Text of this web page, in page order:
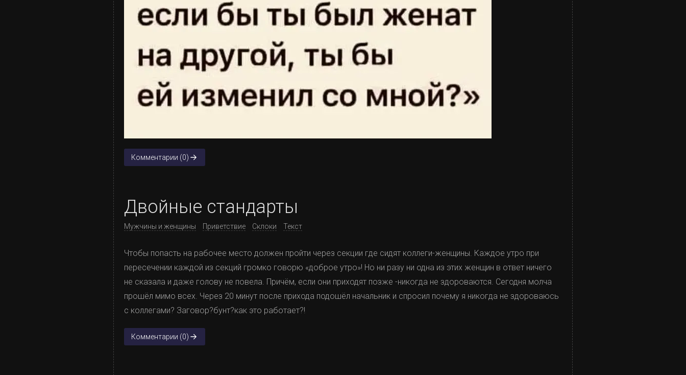
Комментарии (0)
Двойные стандарты
Мужчины и женщины Приветствие Склоки Текст
Чтобы попасть на рабочее место должен пройти через секции где сидят коллеги-женщины. Каждое утро при
пересечении каждой из секций громко говорю «доброе утро»! Но ни разу ни одна из этих женщин в ответ ничего
не сказала и даже голову не повела. Причём, если они приходят позже -никогда не здороваются. Сегодня молча
прошёл мимо всех. Через 20 минут после прихода подошёл начальник и спросил почему я никогда не здороваюсь
с коллегами? Заговор?бунт?как это работает?!
Комментарии (0)